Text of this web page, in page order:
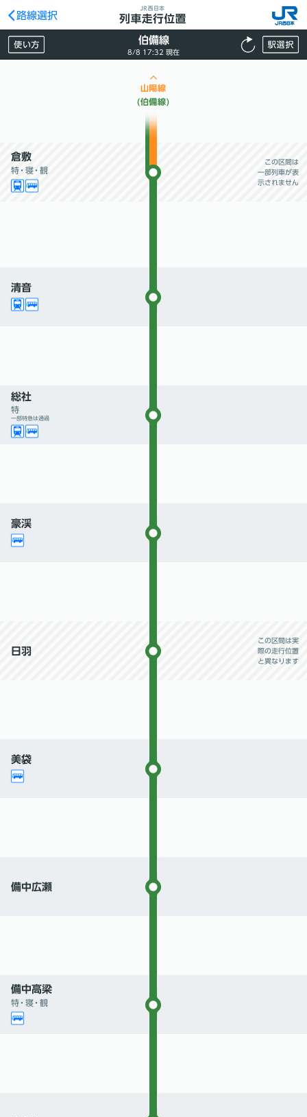
路線選択
伯備線
8/8 17:32 現在
この区間は
一部列車が表
示されません
倉敷
特・寝・観
清音
総社
特
一部特急は通過
豪渓
この区間は実
際の走行位置
と異なります
日羽
美袋
備中広瀬
備中高梁
特・寝・観